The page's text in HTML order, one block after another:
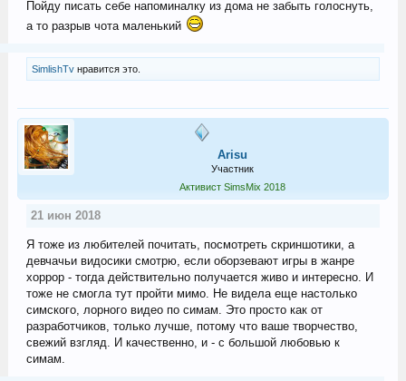
Пойду писать себе напоминалку из дома не забыть голоснуть,
а то разрыв чота маленький
SimlishTvнравится это.
Arisu
Участник
Активист SimsMix 2018
21 июн 2018
Я тоже из любителей почитать, посмотреть скриншотики, а
девчачьи видосики смотрю, если оборзевают игры в жанре
хоррор - тогда действительно получается живо и интересно. И
тоже не смогла тут пройти мимо. Не видела еще настолько
симского, лорного видео по симам. Это просто как от
разработчиков, только лучше, потому что ваше творчество,
свежий взгляд. И качественно, и - с большой любовью к
симам.